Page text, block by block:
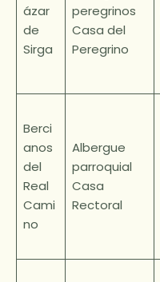
ázar
de
Sirga
peregrinos
Casa del
Peregrino
Berci
anos
del
Real
Cami
no
Albergue
parroquial
Casa
Rectoral